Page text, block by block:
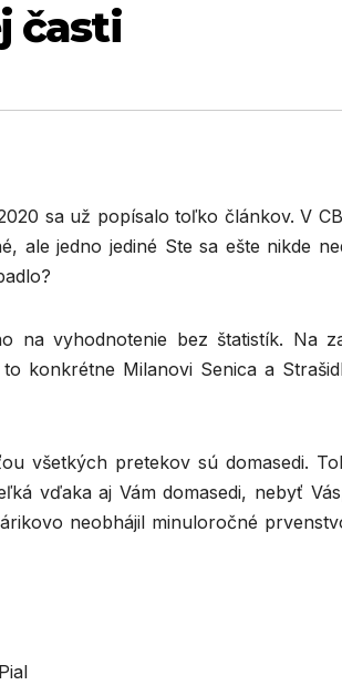
časti
sa už popísalo toľko článkov. V
ale jedno jediné Ste sa ešte nikde
na vyhodnotenie bez štatistík. Na
konkrétne Milanovi Senica a
všetkých pretekov sú domasedi.
vďaka aj Vám domasedi, nebyť
neobhájil minuloročné